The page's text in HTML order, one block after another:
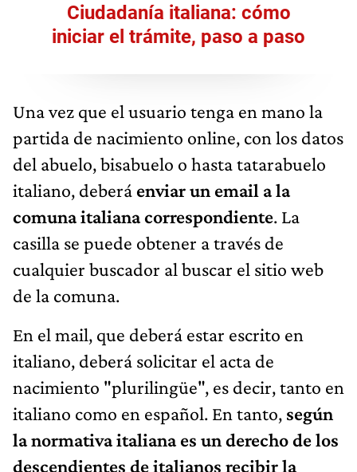
Ciudadanía italiana: cómo
iniciar el trámite, paso a paso
Una vez que el usuario tenga en mano la
partida de nacimiento online, con los datos
del abuelo, bisabuelo o hasta tatarabuelo
italiano, deberá enviar un email a la
comuna italiana correspondiente. La
casilla se puede obtener a través de
cualquier buscador al buscar el sitio web
de la comuna.
En el mail, que deberá estar escrito en
italiano, deberá solicitar el acta de
nacimiento "plurilingüe", es decir, tanto en
italiano como en español. En tanto, según
la normativa italiana es un derecho de los
descendientes de italianos recibir la